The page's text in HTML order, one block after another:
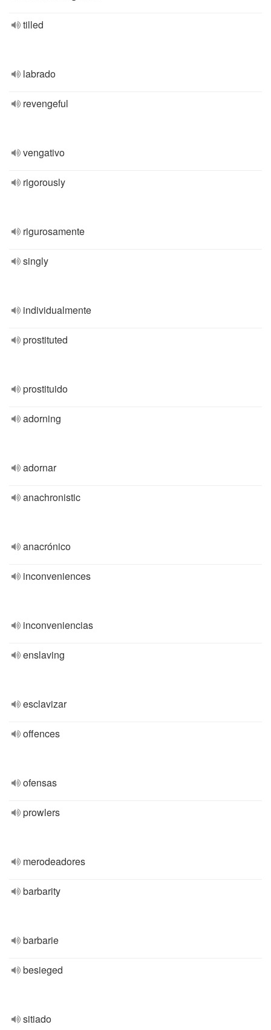
tilled
labrado
revengeful
vengativo
rigorously
rigurosamente
singly
individualmente
prostituted
prostituido
adorning
adornar
anachronistic
anacrónico
inconveniences
inconveniencias
enslaving
esclavizar
offences
ofensas
prowlers
merodeadores
barbarity
barbarie
besieged
sitiado